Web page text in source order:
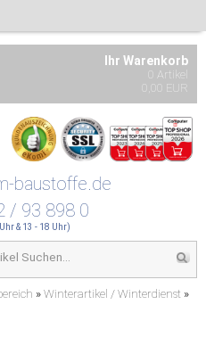
Ihr Warenkorb
0 Artikel
0,00 EUR
baustoffe.de
/ 93 898 0
& 13 - 18 Uhr)
» Winterartikel / Winterdienst »